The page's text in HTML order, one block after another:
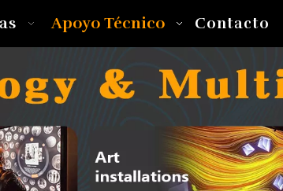
Apoyo Técnico Contacto